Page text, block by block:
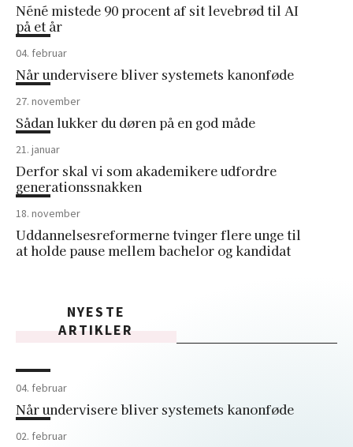
Néné mistede 90 procent af sit levebrød til AI
på et år
04. februar
Når undervisere bliver systemets kanonføde
27. november
Sådan lukker du døren på en god måde
21. januar
Derfor skal vi som akademikere udfordre
generationssnakken
18. november
Uddannelsesreformerne tvinger flere unge til
at holde pause mellem bachelor og kandidat
NYESTE
ARTIKLER
04. februar
Når undervisere bliver systemets kanonføde
02. februar